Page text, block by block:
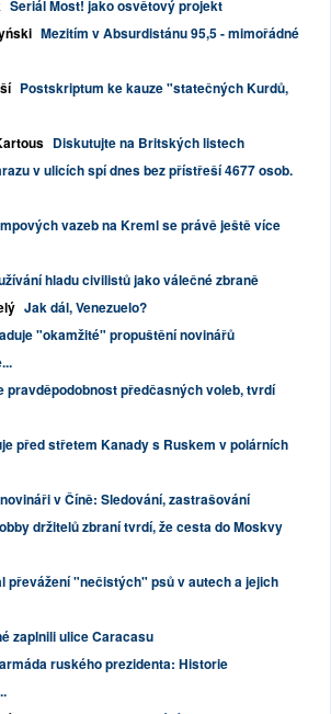
Seriál Most! jako osvětový projekt
Mezitím v Absurdistánu 95,5 - mimořádné
Postskriptum ke kauze "statečných Kurdů,
Diskutujte na Britských listech
v ulicích spí dnes bez přístřeší 4677 osob.
vazeb na Kreml se právě ještě více
hladu civilistů jako válečné zbraně
Jak dál, Venezuelo?
"okamžité" propuštění novinářů
pravděpodobnost předčasných voleb, tvrdí
před střetem Kanady s Ruskem v polárních
v Číně: Sledování, zastrašování
držitelů zbraní tvrdí, že cesta do Moskvy
převážení "nečistých" psů v autech a jejich
zaplnili ulice Caracasu
ruského prezidenta: Historie